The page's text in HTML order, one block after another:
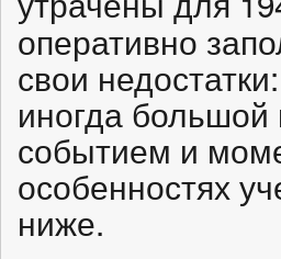
оперативно
свои
иногда
событием и
особенностях
ниже.